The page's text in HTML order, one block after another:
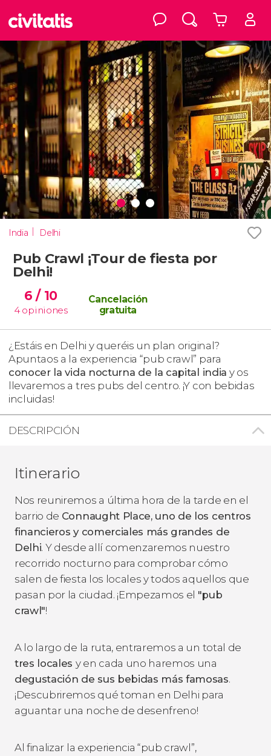
India Delhi
Pub Crawl ¡Tour de fiesta por
Delhi!
6/ 10
4 opiniones
Cancelación
gratuita
¿Estáis en Delhi y queréis un plan original?
Apuntaos a la experiencia “pub crawl” para
conocer la vida nocturna de la capital india y os
llevaremos a tres pubs del centro. ¡Y con bebidas
incluidas!
DESCRIPCIÓN
Itinerario
Nos reuniremos a última hora de la tarde en el
barrio de Connaught Place, uno de los centros
financieros y comerciales más grandes de
Delhi. Y desde allí comenzaremos nuestro
recorrido nocturno para comprobar cómo
salen de fiesta los locales y todos aquellos que
pasan por la ciudad. ¡Empezamos el "pub
crawl"!
A lo largo de la ruta, entraremos a un total de
tres locales y en cada uno haremos una
degustación de sus bebidas más famosas.
¡Descubriremos qué toman en Delhi para
aguantar una noche de desenfreno!
Al finalizar la experiencia “pub crawl”,